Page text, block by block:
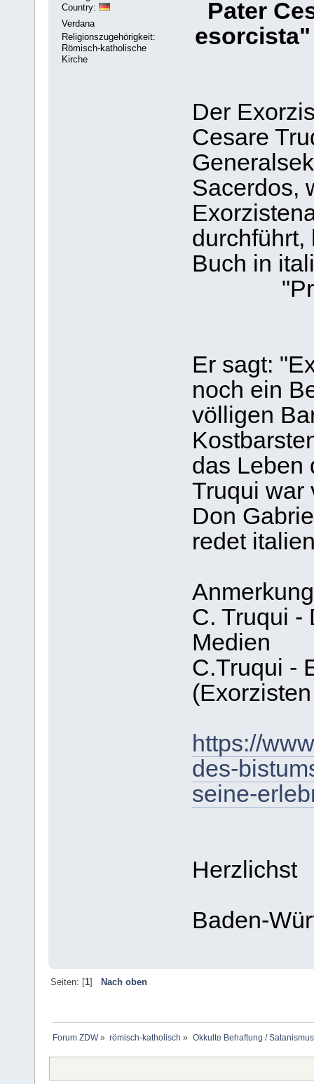
Country:
Verdana
Religionszugehörigkeit:
Römisch-katholische
Kirche
Pater
Der
Cesare
Sacerdos,
durchführt,
Buch in
Er sagt:
noch ein
völligen
das Leben
Truqui war
Don
redet
C. Truqui -
Medien
C.Truqui -
https://
des-
seine-
Herzlichst
Baden-
Seiten: [1] Nach oben
Forum ZDW» römisch-katholisch » Okkulte Behaftung /